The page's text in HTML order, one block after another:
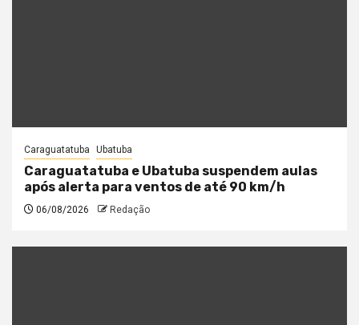
Caraguatatuba Ubatuba
Caraguatatuba e Ubatuba suspendem aulas
após alerta para ventos de até 90 km/h
06/08/2026 Redação